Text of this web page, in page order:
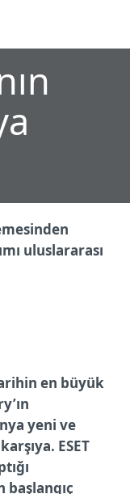
uluslararası
en büyük
yeni ve
ESET
başlangıç